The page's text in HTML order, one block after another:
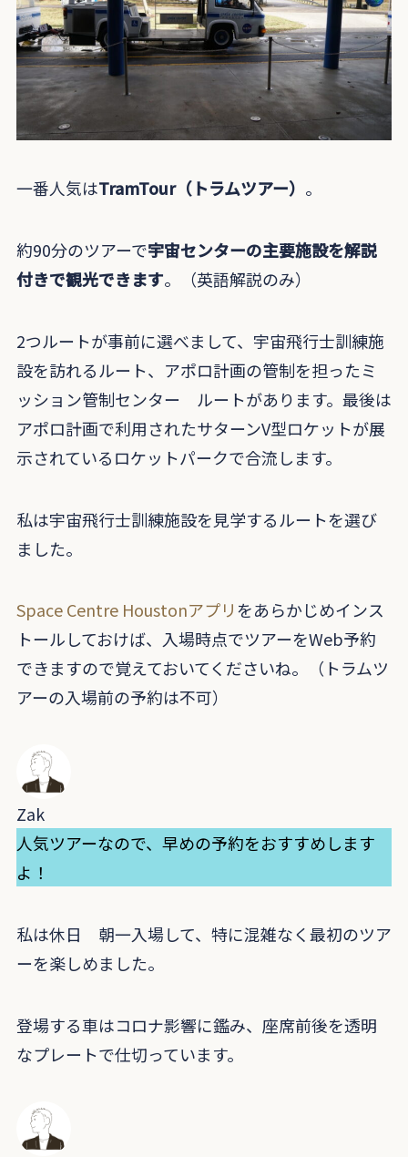
一番人気はTramTour（トラムツアー） 。
約90分のツアーで宇宙センターの主要施設を解説
付きで観光できます。（英語解説のみ）
2つルートが事前に選べまして、宇宙飛行士訓練施
設を訪れるルート、アポロ計画の管制を担ったミ
ッション管制センター ルートがあります。最後は
アポロ計画で利用されたサターンV型ロケットが展
示されているロケットパークで合流します。
私は宇宙飛行士訓練施設を見学するルートを選び
ました。
Space Centre Houstonアプリをあらかじめインス
トールしておけば、入場時点でツアーをWeb予約
できますので覚えておいてくださいね。（トラムツ
アーの入場前の予約は不可）
Zak
人気ツアーなので、早めの予約をおすすめします
よ！
私は休日 朝一入場して、特に混雑なく最初のツア
ーを楽しめました。
登場する車はコロナ影響に鑑み、座席前後を透明
なプレートで仕切っています。